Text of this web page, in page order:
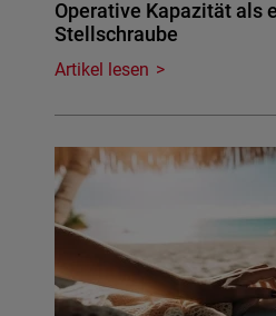
Operative Kapazität als
Stellschraube
Artikel lesen